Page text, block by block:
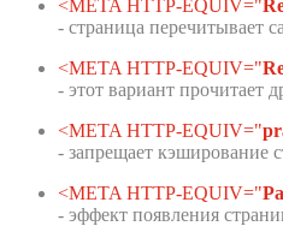
<META HTTP-EQUIV="
- страница перечитывает
<META HTTP-EQUIV="
- этот вариант прочитает
<META HTTP-EQUIV="
- запрещает кэширование
<META HTTP-EQUIV="
- эффект появления